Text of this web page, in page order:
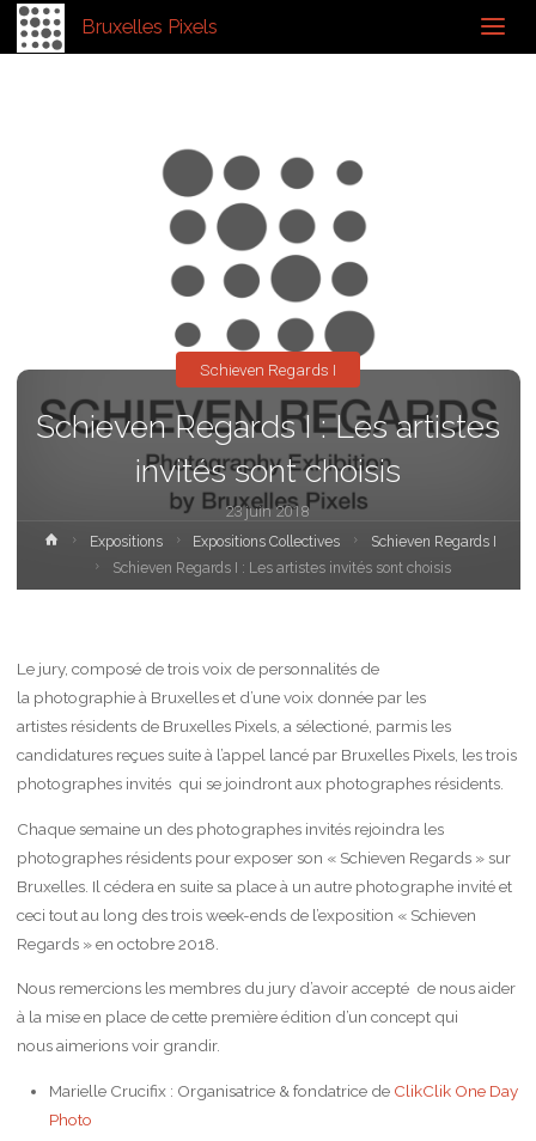
Bruxelles Pixels
Schieven Regards I : Les artistes
invités sont choisis
23 juin 2018
Schieven Regards I
HomeExpositions Expositions Collectives
Schieven Regards I
Schieven Regards I : Les artistes invités sont choisis
Le jury, composéde troisvoixde personnalitésde
la photographie à Bruxelleset d’une voix donnéepar les
artistes résidentsde BruxellesPixels, a sélectioné, parmis les
candidatures reçues suite à l’appel lancé par Bruxelles Pixels, les trois
photographes invités qui se joindront aux photographes résidents.
Chaque semaine un des photographes invités rejoindra les
photographes résidents pour exposer son « Schieven Regards » sur
Bruxelles. Il cédera en suite sa place à un autre photographe invité et
ceci tout au long des trois week-ends de l’exposition « Schieven
Regards » en octobre 2018.
Nous remercions les membres du jury d’avoir accepté de nous aider
à la mise en place de cette première édition d’un concept qui
nous aimerions voir grandir.
Marielle Crucifix : Organisatrice & fondatrice de ClikClik One Day
Photo